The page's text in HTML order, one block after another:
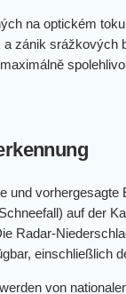
na optickém
zánik srážkových
und
auf der
Radar-
einschließlich
von